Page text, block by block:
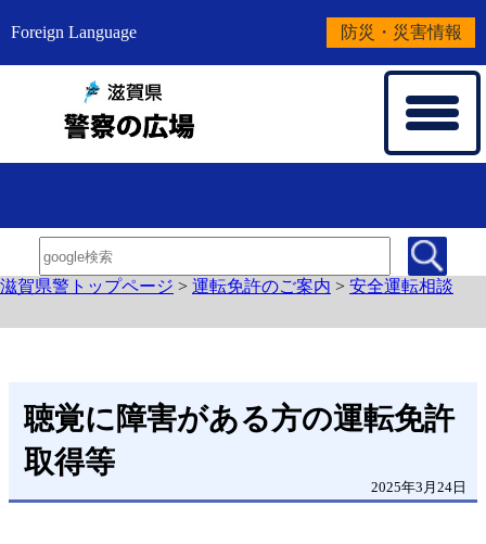
Foreign Language 防災・災害情報
滋賀県警トップページ > 運転免許のご案内 > 安全運転相談
聴覚に障害がある方の運転免許
取得等
2025年3月24日